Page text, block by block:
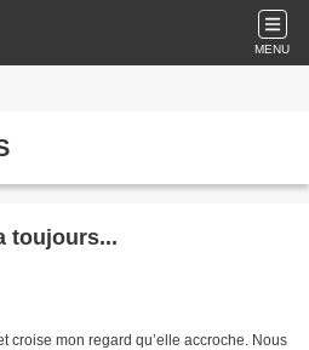
MENU
toujours...
croise mon regard qu’elle accroche. Nous